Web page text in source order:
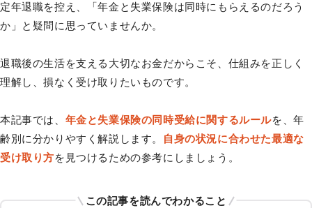
定年退職を控え、「年金と失業保険は同時にもらえるのだろう
か」と疑問に思っていませんか。
退職後の生活を支える大切なお金だからこそ、仕組みを正しく
理解し、損なく受け取りたいものです。
本記事では、 年金と失業保険の同時受給に関するルールを、年
齢別に分かりやすく解説します。
自身の状況に合わせた最適な
受け取り方を見つけるための参考にしましょう。
この記事を読んでわかること